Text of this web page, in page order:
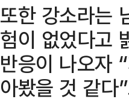
또한 강소라는
험이 없었다고
반응이 나오자
아봤을 것 같다